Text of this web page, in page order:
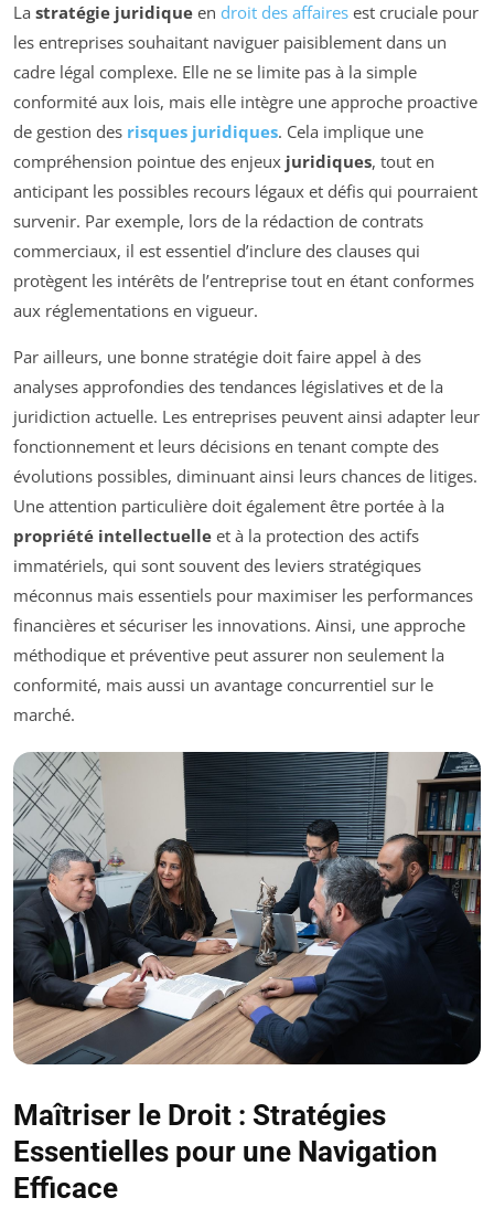
La stratégie juridique en droit des affaires est cruciale pour
les entreprises souhaitant naviguer paisiblement dans un
cadre légal complexe. Elle ne se limite pas à la simple
conformité aux lois, mais elle intègre une approche proactive
de gestion des risques juridiques. Cela implique une
compréhension pointue des enjeux juridiques, tout en
anticipant les possibles recours légaux et défis qui pourraient
survenir. Par exemple, lors de la rédaction de contrats
commerciaux, il est essentiel d’inclure des clauses qui
protègent les intérêts de l’entreprise tout en étant conformes
aux réglementations en vigueur.
Par ailleurs, une bonne stratégie doit faire appel à des
analyses approfondies des tendances législatives et de la
juridiction actuelle. Les entreprises peuvent ainsi adapter leur
fonctionnement et leurs décisions en tenant compte des
évolutions possibles, diminuant ainsi leurs chances de litiges.
Une attention particulière doit également être portée à la
propriété intellectuelle et à la protection des actifs
immatériels, qui sont souvent des leviers stratégiques
méconnus mais essentiels pour maximiser les performances
financières et sécuriser les innovations. Ainsi, une approche
méthodique et préventive peut assurer non seulement la
conformité, mais aussi un avantage concurrentiel sur le
marché.
Maîtriser le Droit : Stratégies
Essentielles pour une Navigation
Efficace